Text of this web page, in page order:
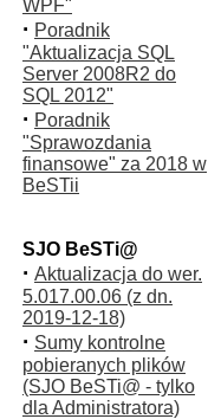
WPF"
· Poradnik
"Aktualizacja SQL
Server 2008R2 do
SQL 2012"
· Poradnik
"Sprawozdania
finansowe" za 2018 w
BeSTii
SJO BeSTi@
· Aktualizacja do wer.
5.017.00.06 (z dn.
2019-12-18)
· Sumy kontrolne
pobieranych plików
(SJO BeSTi@ - tylko
dla Administratora)